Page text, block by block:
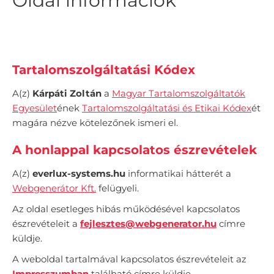
Tartalomszolgáltatási Kódex
A(z) Kárpáti Zoltán a Magyar Tartalomszolgáltatók
Egyesületének Tartalomszolgáltatási és Etikai Kódexét
magára nézve kötelezőnek ismeri el.
A honlappal kapcsolatos észrevételek
A(z) everlux-systems.hu informatikai hátterét a
Webgenerátor Kft. felügyeli.
Az oldal esetleges hibás működésével kapcsolatos
észrevételeit a fejlesztes@webgenerator.hu címre
küldje.
A weboldal tartalmával kapcsolatos észrevételeit az